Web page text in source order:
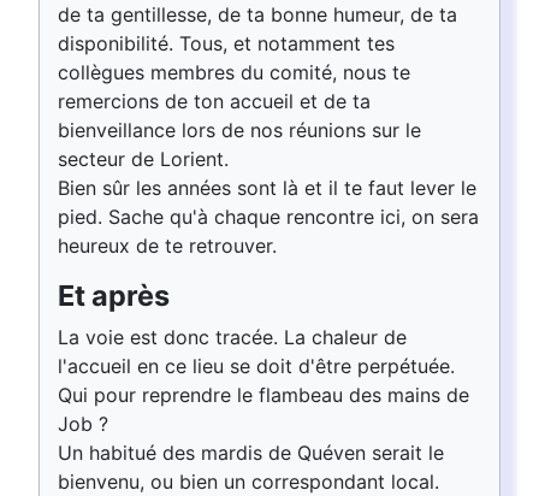
de ta gentillesse, de ta bonne humeur, de ta
disponibilité. Tous, et notamment tes
collègues membres du comité, nous te
remercions de ton accueil et de ta
bienveillance lors de nos réunions sur le
secteur de Lorient.
Bien sûr les années sont là et il te faut lever le
pied. Sache qu'à chaque rencontre ici, on sera
heureux de te retrouver.
Et après
La voie est donc tracée. La chaleur de
l'accueil en ce lieu se doit d'être perpétuée.
Qui pour reprendre le flambeau des mains de
Job ?
Un habitué des mardis de Quéven serait le
bienvenu, ou bien un correspondant local.